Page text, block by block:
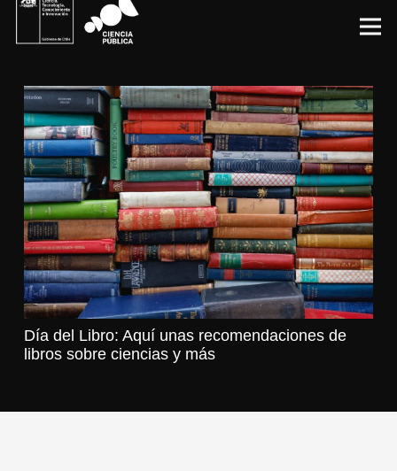
Día del Libro: Aquí unas recomendaciones de
libros sobre ciencias y más